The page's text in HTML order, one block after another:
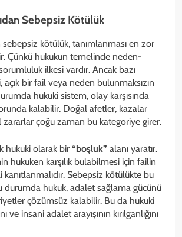
Sebepsiz Kötülük
sebepsiz kötülük, tanımlanması en zor
Çünkü hukukun temelinde neden-
ilkesi vardır. Ancak bazı
bir fail veya neden bulunmaksızın
hukuki sistem, olay karşısında
kalabilir. Doğal afetler, kazalar
zararlar çoğu zaman bu kategoriye girer.
hukuki olarak bir “boşluk” alanı yaratır.
hukuken karşılık bulabilmesi için failin
kanıtlanmalıdır. Sebepsiz kötülükte bu
durumda hukuk, adalet sağlama gücünü
çözümsüz kalabilir. Bu da hukuki
ve insani adalet arayışının kırılganlığını